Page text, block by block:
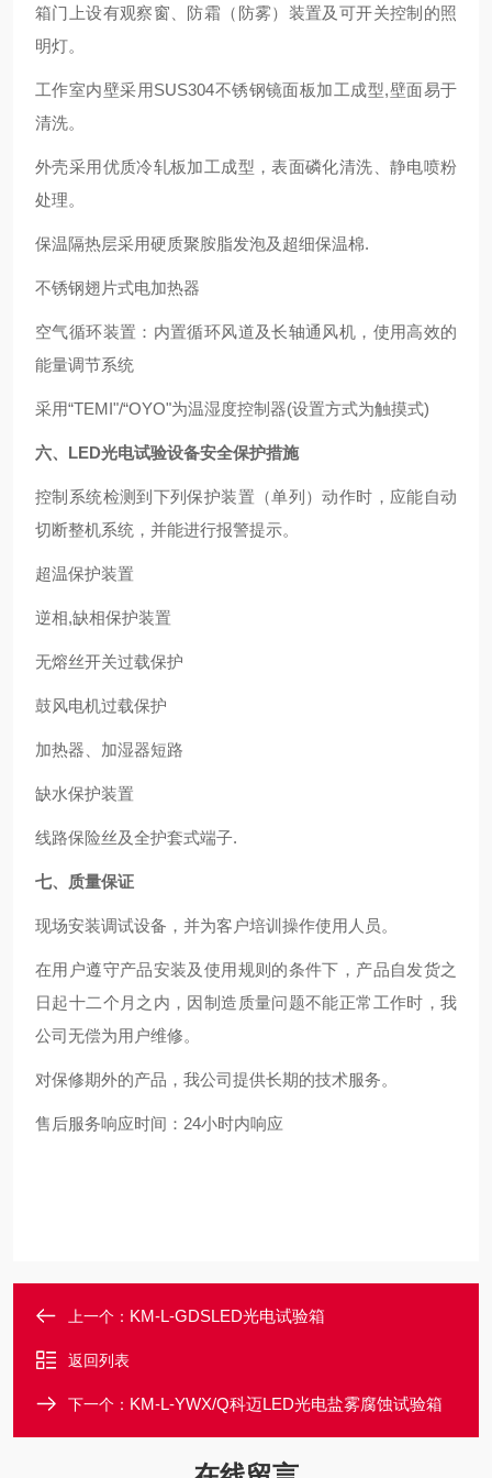
箱门上设有观察窗、防霜（防雾）装置及可开关控制的照
明灯。
工作室内壁采用SUS304不锈钢镜面板加工成型,壁面易于
清洗。
外壳采用优质冷轧板加工成型，表面磷化清洗、静电喷粉
处理。
保温隔热层采用硬质聚胺脂发泡及超细保温棉.
不锈钢翅片式电加热器
空气循环装置：内置循环风道及长轴通风机，使用高效的
能量调节系统
采用“TEMI"/“OYO"为温湿度控制器(设置方式为触摸式)
六、 LED光电试验设备安全保护措施
控制系统检测到下列保护装置（单列）动作时，应能自动
切断整机系统，并能进行报警提示。
超温保护装置
逆相,缺相保护装置
无熔丝开关过载保护
鼓风电机过载保护
加热器、加湿器短路
缺水保护装置
线路保险丝及全护套式端子.
七、 质量保证
现场安装调试设备，并为客户培训操作使用人员。
在用户遵守产品安装及使用规则的条件下，产品自发货之
日起十二个月之内，因制造质量问题不能正常工作时，我
公司无偿为用户维修。
对保修期外的产品，我公司提供长期的技术服务。
售后服务响应时间：24小时内响应
上一个： KM-L-GDSLED光电试验箱
返回列表
下一个： KM-L-YWX/Q科迈LED光电盐雾腐蚀试验箱